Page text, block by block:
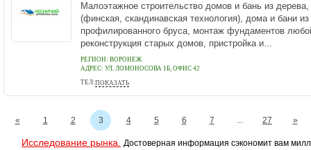
Малоэтажное строительство домов и бань из
(финская, скандинавская технология), дома и бани из
профилированного бруса, монтаж фундаментов
реконструкция старых домов, пристройка и...
РЕГИОН: ВОРОНЕЖ
АДРЕС: УЛ. ЛОМОНОСОВА 1Б, ОФИС 42
ТЕЛ:ПОКАЗАТЬ
+7(800)1006040
« 1 2 3 4 5 6 7 ... 27 »
Исследование рынка.
Достоверная информация сэкономит вам